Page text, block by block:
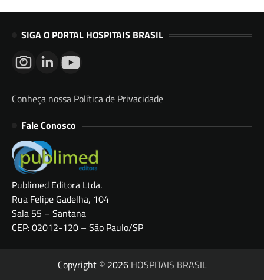
SIGA O PORTAL HOSPITAIS BRASIL
Conheça nossa Política de Privacidade
Fale Conosco
Publimed Editora Ltda.
Rua Felipe Gadelha, 104
Sala 55 – Santana
CEP: 02012-120 – São Paulo/SP
Copyright © 2026 HOSPITAIS BRASIL